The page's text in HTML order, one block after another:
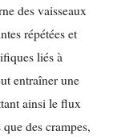
des vaisseaux
répétées et
liés à
entraîner une
ainsi le flux
des crampes,